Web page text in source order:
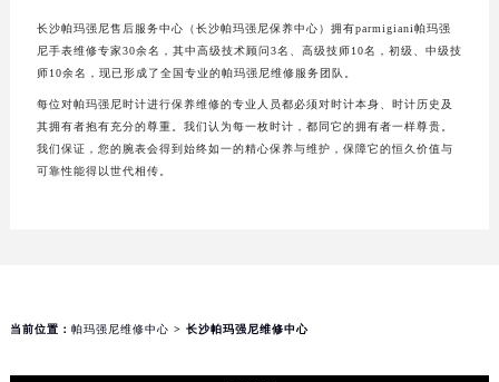
长沙帕玛强尼售后服务中心（长沙帕玛强尼保养中心）拥有parmigiani帕玛强
尼手表维修专家30余名，其中高级技术顾问3名、高级技师10名，初级、中级技
师10余名，现已形成了全国专业的帕玛强尼维修服务团队。
每位对帕玛强尼时计进行保养维修的专业人员都必须对时计本身、时计历史及
其拥有者抱有充分的尊重。我们认为每一枚时计，都同它的拥有者一样尊贵。
我们保证，您的腕表会得到始终如一的精心保养与维护，保障它的恒久价值与
可靠性能得以世代相传。
当前位置： 帕玛强尼维修中心 > 长沙帕玛强尼维修中心